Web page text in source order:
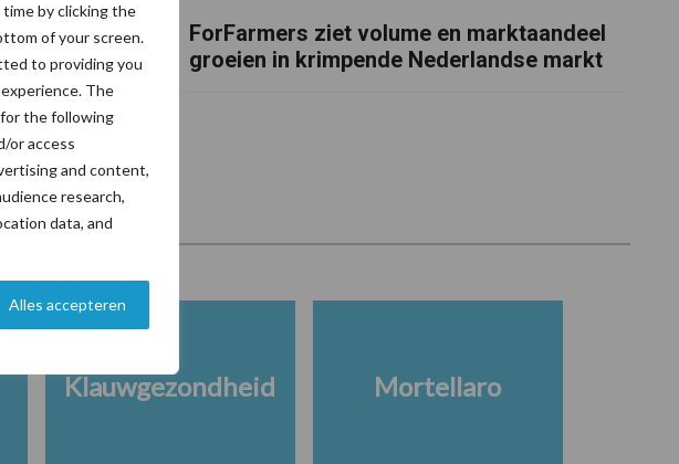
by clicking the
of your screen.
to providing you
The
the following
or access
and content,
research,
data, and
Alles accepteren
ForFarmers ziet volume en marktaandeel
groeien in krimpende Nederlandse markt
regelgeving
Klauwgezondheid Mortellaro